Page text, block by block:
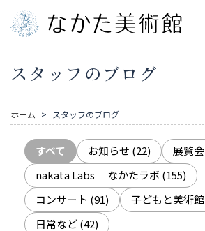
スタッフのブログ
ホーム スタッフのブログ
すべて お知らせ (22) 展覧会
nakata Labs なかたラボ (155)
コンサート (91) 子どもと美術館
日常など(42)